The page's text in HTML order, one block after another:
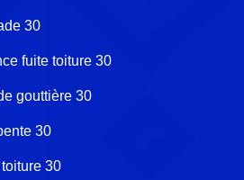
30
fuite toiture 30
gouttière 30
30
30